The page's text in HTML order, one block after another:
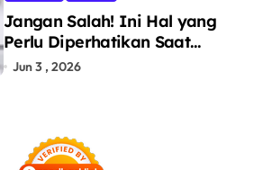
Jangan Salah! Ini Hal yang
Perlu Diperhatikan Saat
Pasang Big Slab
Jun 3 , 2026